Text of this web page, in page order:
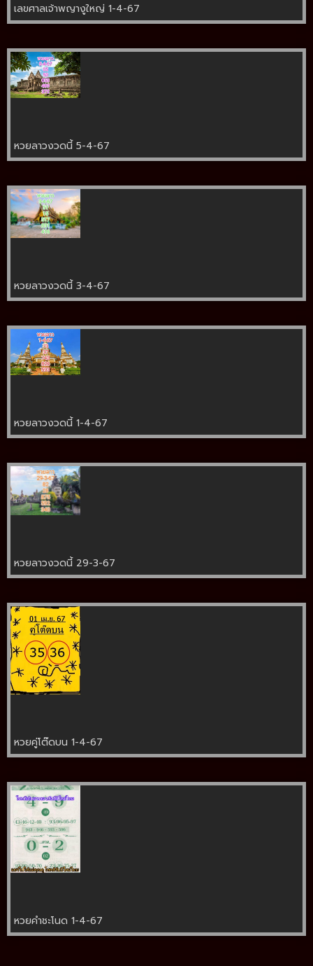
เลขศาลเจ้าพญางูใหญ่ 1-4-67
หวยลาวงวดนี้ 5-4-67
หวยลาวงวดนี้ 3-4-67
หวยลาวงวดนี้ 1-4-67
หวยลาวงวดนี้ 29-3-67
หวยคู่โต๊ดบน 1-4-67
หวยคำชะโนด 1-4-67